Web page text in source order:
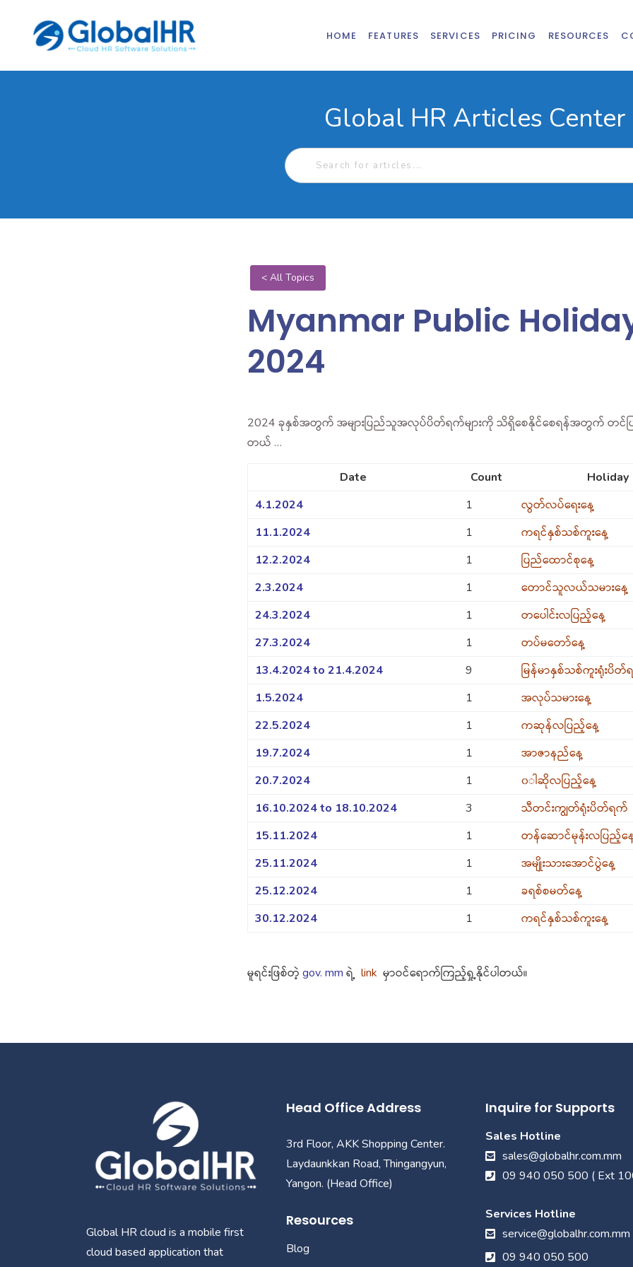
HOME FEATURES SERVICES PRICING RESOURCES
Global HR Articles Center
< All Topics
Myanmar Public
2024
2024 ခုနှစ်အတွက် အများပြည်သူအလုပ်ပိတ်ရက်များကို သိရှိစေနိုင်စေရန်အတွက် တင်ပ
တယ် …
Date Count
Holiday
4.1.2024
1
လွတ်လပ်ရေးနေ့
11.1.2024
1
ကရင်နှစ်သစ်ကူးနေ့
12.2.2024
1
ပြည်ထောင်စုနေ့
2.3.2024
1
တောင်သူလယ်သမားနေ့
24.3.2024
1
တပေါင်းလပြည့်နေ့
27.3.2024
1
တပ်မတော်နေ့
13.4.2024 to 21.4.2024
9
မြန်မာနှစ်သစ်ကူးရုံးပိ
1.5.2024
1
အလုပ်သမားနေ့
22.5.2024
1
ကဆုန်လပြည့်နေ့
19.7.2024
1
အာဇာနည်နေ့
20.7.2024
1
၀◌ါဆိုလပြည့်နေ့
16.10.2024 to 18.10.2024
3
သီတင်းကျွတ်ရုံးပိတ်ရက်
15.11.2024
1
တန်ဆောင်မုန်းလပြည့်န
25.11.2024
1
အမျိုးသားအောင်ပွဲနေ့
25.12.2024
1
ခရစ်စမတ်နေ့
30.12.2024
1 ကရင်နှစ်သစ်ကူးနေ့
မူရင်းဖြစ်တဲ့ gov. mm ရဲ့ link မှာဝင်ရောက်ကြည့်ရှု့နိုင်ပါတယ်။
Global HR cloud is a mobile first
cloud based application that
Head Office Address
3rd Floor, AKK Shopping Center.
Laydaunkkan Road, Thingangyun,
Yangon. (Head Office)
Resources
Blog
Inquire for Supports
Sales Hotline
sales@globalhr.com.mm
09 940 050 500 ( Ext
Services Hotline
service@globalhr.com.mm
09 940 050 500